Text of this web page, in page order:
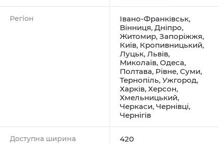
Регіон Івано-Франківськ,
Вінниця, Дніпро,
Житомир, Запоріжжя,
Київ, Кропивницький,
Луцьк, Львів,
Миколаїв, Одеса,
Полтава, Рівне, Суми,
Тернопіль, Ужгород,
Харків, Херсон,
Хмельницький,
Черкаси, Чернівці,
Чернігів
Доступна ширина 420